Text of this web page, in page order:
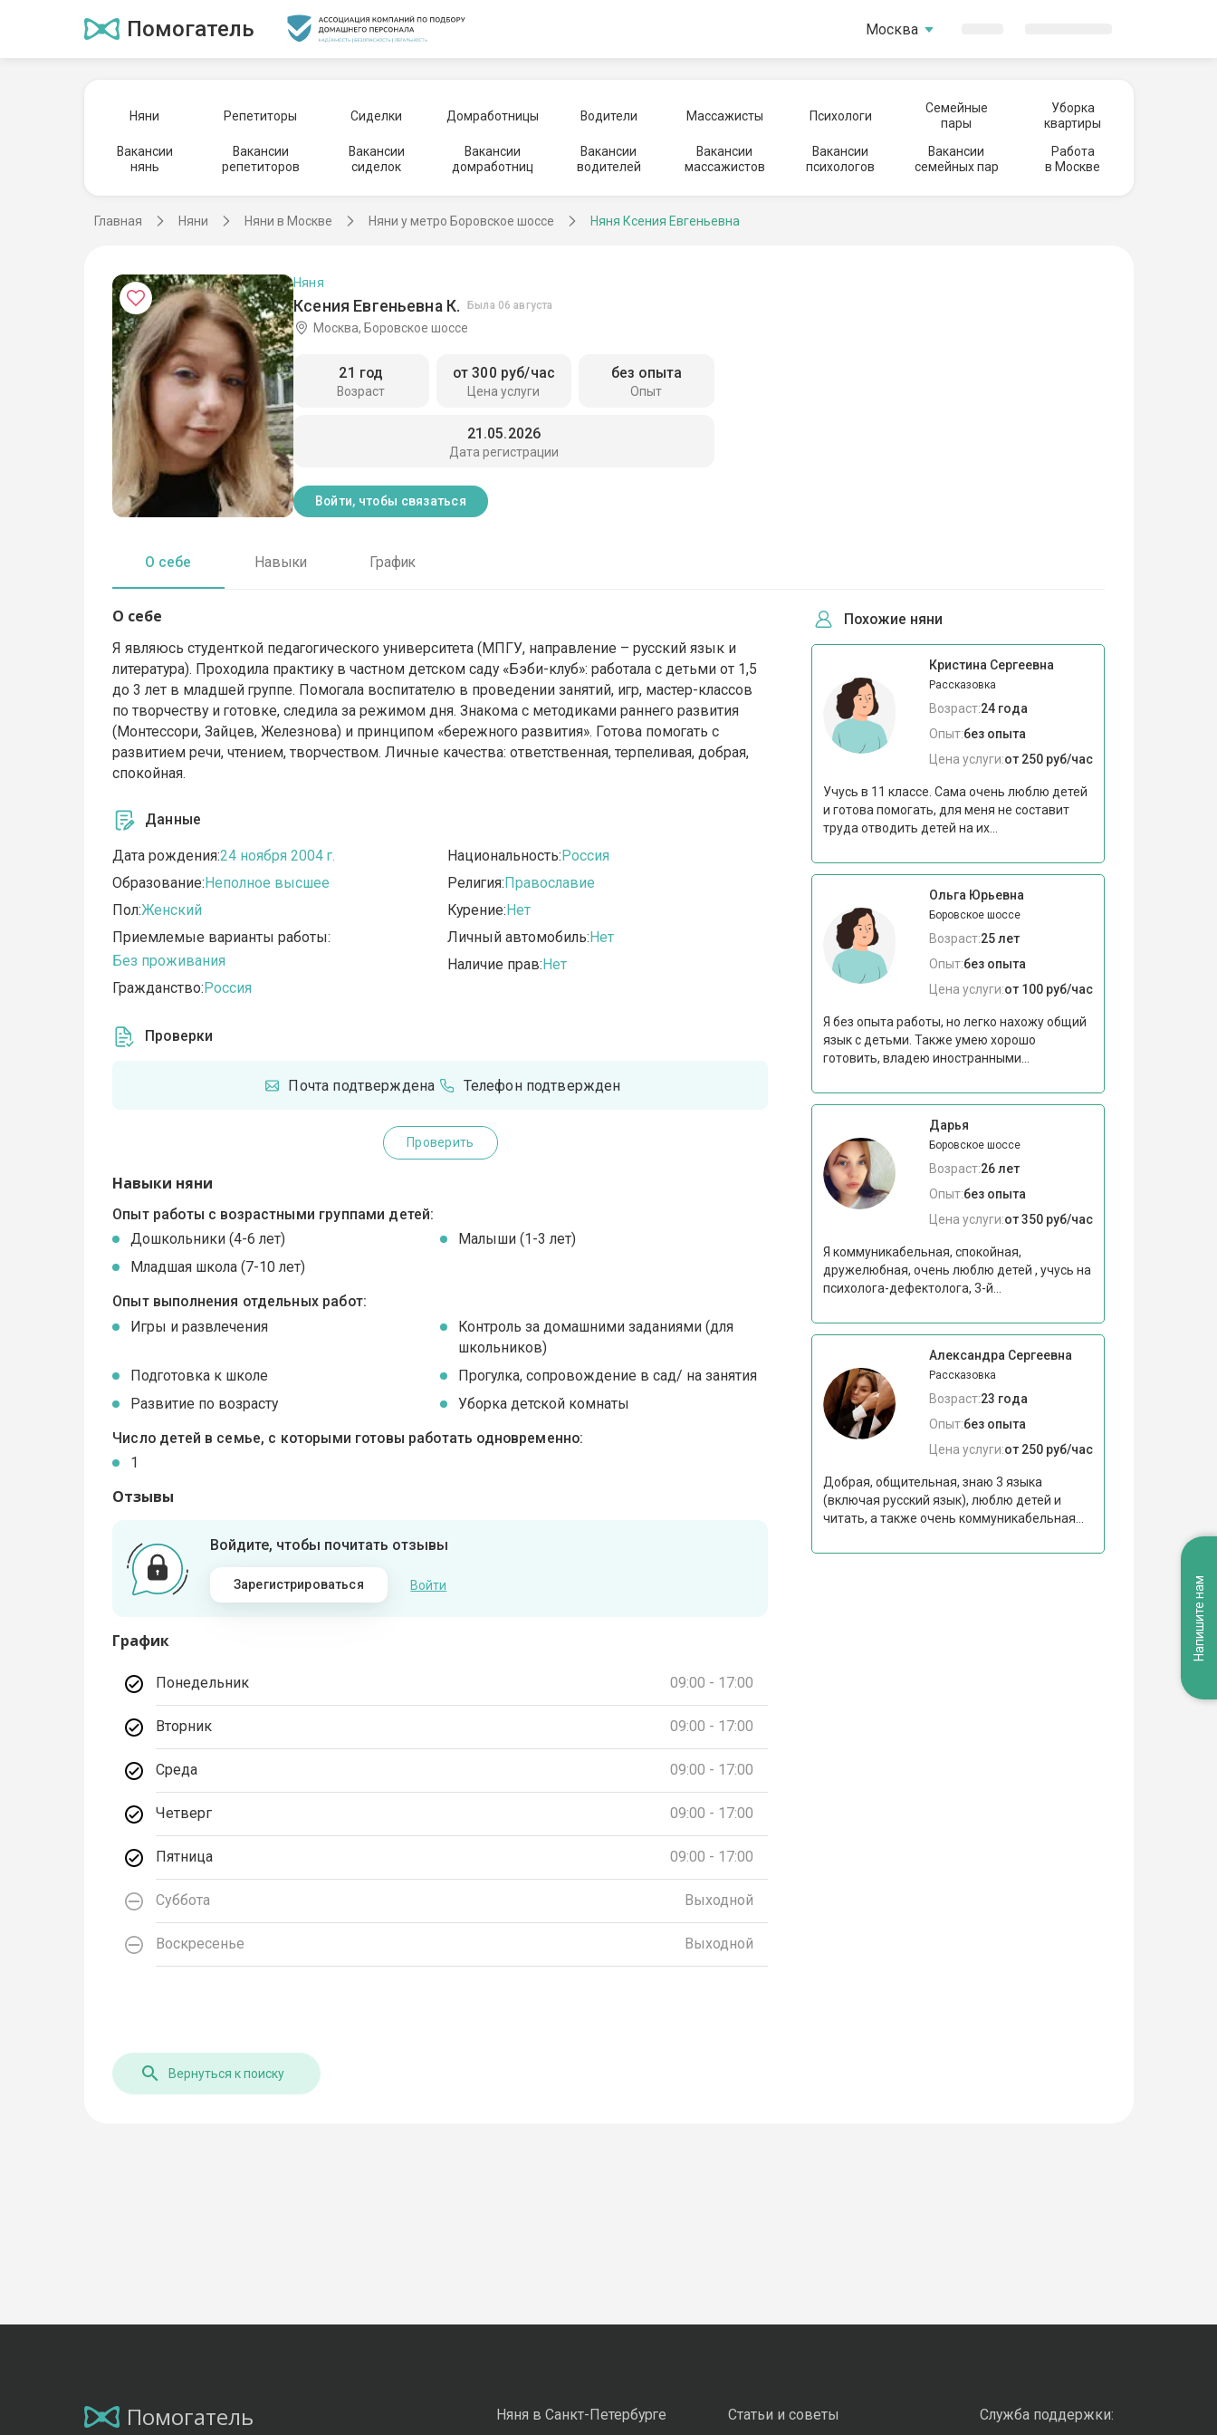
Помогатель Москва
Няни Репетиторы Сиделки Домработницы Водители Массажисты Психологи
Семейные
пары
Уборка
квартиры
Вакансии
нянь
Вакансии
репетиторов
Вакансии
сиделок
Вакансии
домработниц
Вакансии
водителей
Вакансии
массажистов
Вакансии
психологов
Вакансии
семейных пар
Работа
в Москве
Главная Няни Няни в Москве Няни у метро Боровское шоссе Няня Ксения Евгеньевна
Ксения Евгеньевна К. Была 06 августа
Няня
Москва, Боровское шоссе
Возраст
21 год
Цена услуги
от 300 руб/час
Опыт
без опыта
Дата регистрации
21.05.2026
Войти, чтобы связаться
О себе Навыки График
О себе
Я являюсь студенткой педагогического университета (МПГУ, направление – русский язык и
литература). Проходила практику в частном детском саду «Бэби-клуб»: работала с детьми от 1,5
до 3 лет в младшей группе. Помогала воспитателю в проведении занятий, игр, мастер-классов
по творчеству и готовке, следила за режимом дня. Знакома с методиками раннего развития
(Монтессори, Зайцев, Железнова) и принципом «бережного развития». Готова помогать с
развитием речи, чтением, творчеством. Личные качества: ответственная, терпеливая, добрая,
спокойная.
Данные
Дата рождения:24 ноября 2004 г.
Образование:Неполное высшее
Пол:Женский
Приемлемые варианты работы:
Без проживания
Гражданство:Россия
Национальность:Россия
Религия:Православие
Курение:Нет
Личный автомобиль:Нет
Наличие прав:Нет
Проверки
Почта подтверждена Телефон подтвержден
Проверить
Навыки няни
Опыт работы с возрастными группами детей:
Дошкольники (4-6 лет)
Малыши (1-3 лет)
Младшая школа (7-10 лет)
Опыт выполнения отдельных работ:
Игры и развлечения
Контроль за домашними заданиями (для
школьников)
Подготовка к школе
Прогулка, сопровождение в сад/ на занятия
Развитие по возрасту
Уборка детской комнаты
Число детей в семье, с которыми готовы работать одновременно:
1
Отзывы
Войдите, чтобы почитать отзывы
Зарегистрироваться Войти
График
Понедельник 09:00 - 17:00
Вторник 09:00 - 17:00
Среда 09:00 - 17:00
Четверг 09:00 - 17:00
Пятница 09:00 - 17:00
Суббота Выходной
Воскресенье Выходной
Похожие няни
Кристина Сергеевна
Рассказовка
Возраст:24 года
Опыт:без опыта
Цена услуги:от 250 руб/час
Учусь в 11 классе. Сама очень люблю детей
и готова помогать, для меня не составит
труда отводить детей на их...
Ольга Юрьевна
Боровское шоссе
Возраст:25 лет
Опыт:без опыта
Цена услуги:от 100 руб/час
Я без опыта работы, но легко нахожу общий
язык с детьми. Также умею хорошо
готовить, владею иностранными...
Дарья
Боровское шоссе
Возраст:26 лет
Опыт:без опыта
Цена услуги:от 350 руб/час
Я коммуникабельная, спокойная,
дружелюбная, очень люблю детей , учусь на
психолога-дефектолога, 3-й...
Александра Сергеевна
Рассказовка
Возраст:23 года
Опыт:без опыта
Цена услуги:от 250 руб/час
Добрая, общительная, знаю 3 языка
(включая русский язык), люблю детей и
читать, а также очень коммуникабельная...
Вернуться к поиску
Помогатель Няня в Санкт-Петербурге Статьи и советы Служба поддержки:
Напишите нам